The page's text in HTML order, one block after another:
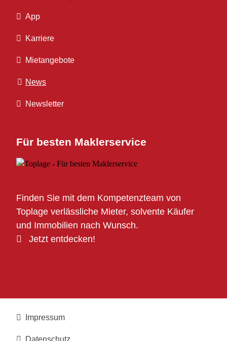
App
Karriere
Mietangebote
News
Newsletter
Für besten Maklerservice
Finden Sie mit dem Kompetenzteam von
Toplage verlässliche Mieter, solvente Käufer
und Immobilien nach Wunsch.
Jetzt entdecken!
Impressum